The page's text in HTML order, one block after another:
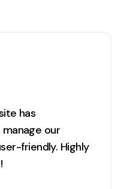
has
our
friendly. Highly